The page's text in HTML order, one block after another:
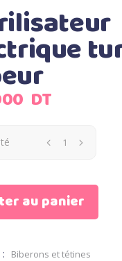
DT
au panier
Biberons et tétines